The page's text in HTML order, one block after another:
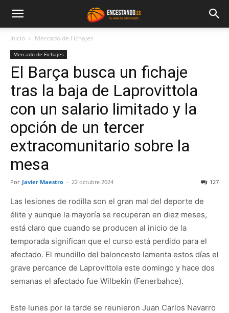
Inicio Mercado de Fichajes
Mercado de Fichajes
El Barça busca un fichaje
tras la baja de Laprovittola
con un salario limitado y la
opción de un tercer
extracomunitario sobre la
mesa
Por Javier Maestro - 22 octubre 2024 127
Las lesiones de rodilla son el gran mal del deporte de
élite y aunque la mayoría se recuperan en diez meses,
está claro que cuando se producen al inicio de la
temporada significan que el curso está perdido para el
afectado. El mundillo del baloncesto lamenta estos días el
grave percance de Laprovittola este domingo y hace dos
semanas el afectado fue Wilbekin (Fenerbahce).
Este lunes por la tarde se reunieron Juan Carlos Navarro